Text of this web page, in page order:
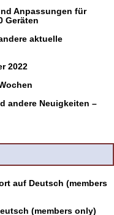
Anpassungen für
Geräten
aktuelle
2022
andere Neuigkeiten –
auf Deutsch (members
(members only)